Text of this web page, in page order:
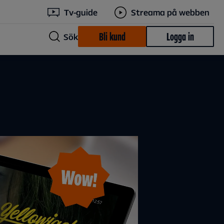
Tv-guide Streama på webben
Sök Bli kund Logga in